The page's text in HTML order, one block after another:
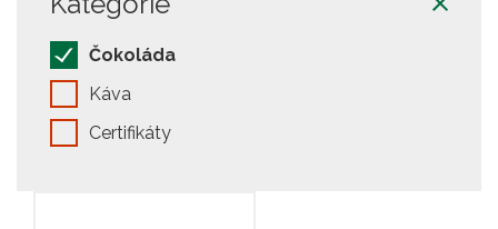
Čokoláda
Káva
Certifikáty